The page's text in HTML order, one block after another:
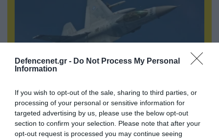
Defencenet.gr - Do Not Process My Personal
Information
If you wish to opt-out of the sale, sharing to third parties, or
processing of your personal or sensitive information for
targeted advertising by us, please use the below opt-out
section to confirm your selection. Please note that after your
opt-out request is processed you may continue seeing
07.08.2026 | 00:02
Τουρκικά οπλισμένα F-16 «συνεπλάκησαν» με
ελληνικά μαχητικά στο Αιγαίο